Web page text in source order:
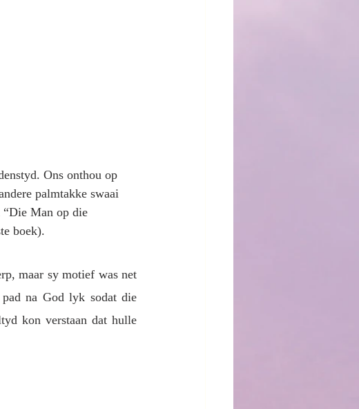
Ons onthou op
palmtakke swaai
“Die Man op die
boek).
maar sy motief was net
na God lyk sodat die
kon verstaan dat hulle